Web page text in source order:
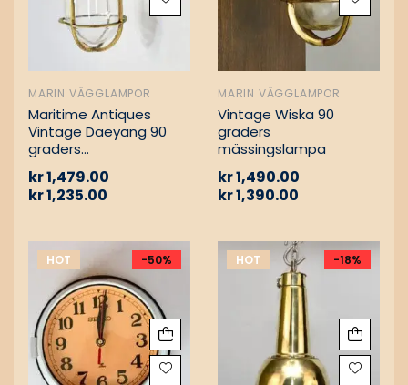
MARIN VÄGGLAMPOR
Maritime Antiques
Vintage Daeyang 90
graders
kr1,479.00
kr1,235.00
MARIN VÄGGLAMPOR
Vintage Wiska 90
graders
mässingslampa
kr1,490.00
kr1,390.00
HOT -50% HOT -18%